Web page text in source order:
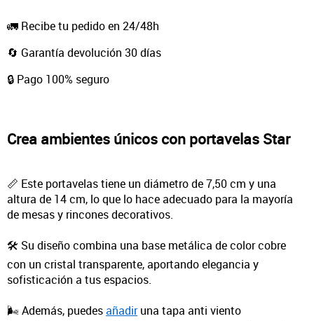
🚛 Recibe tu pedido en 24/48h
🔄 Garantía devolución 30 días
🔒 Pago 100% seguro
Crea ambientes únicos con portavelas Star
📏 Este portavelas tiene un diámetro de 7,50 cm y una
altura de 14 cm, lo que lo hace adecuado para la mayoría
de mesas y rincones decorativos.
🛠️ Su diseño combina una base metálica de color cobre
con un cristal transparente, aportando elegancia y
sofisticación a tus espacios.
🌬️ Además, puedesañadiruna tapa anti viento